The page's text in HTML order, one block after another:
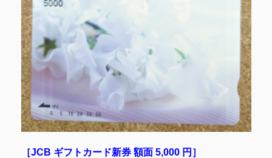
［JCB ギフトカード新券 額面 5,000 円］